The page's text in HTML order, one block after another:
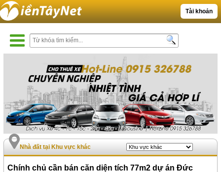
Tài khoản
Nhà đất tại Khu vực khác
Chính chủ cần bán căn diện tích 77m2 dự án Đức